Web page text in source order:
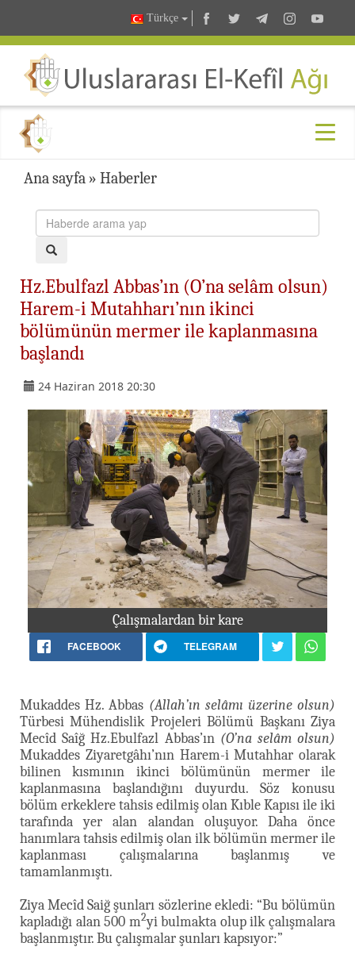
Türkçe
Ana sayfa » Haberler
Hz.Ebulfazl Abbas’ın (O’na selâm olsun)
Harem-i Mutahharı’nın ikinci
bölümünün mermer ile kaplanmasına
başlandı
24 Haziran 2018 20:30
Çalışmalardan bir kare
FACEBOOK TELEGRAM
Mukaddes Hz. Abbas (Allah’ın selâmı üzerine olsun)
Türbesi Mühendislik Projeleri Bölümü Başkanı Ziya
Mecîd Saîğ Hz.Ebulfazl Abbas’ın (O’na selâm olsun)
Mukaddes Ziyaretgâhı’nın Harem-i Mutahhar olarak
bilinen kısmının ikinci bölümünün mermer ile
kaplanmasına başlandığını duyurdu. Söz konusu
bölüm erkeklere tahsis edilmiş olan Kıble Kapısı ile iki
tarafında yer alan alandan oluşuyor. Daha önce
hanımlara tahsis edilmiş olan ilk bölümün mermer ile
kaplanması çalışmalarına başlanmış ve
tamamlanmıştı.
Ziya Mecîd Saiğ şunları sözlerine ekledi: “Bu bölümün
kapladığı alan 500 m2yi bulmakta olup ilk çalışmalara
başlanmıştır. Bu çalışmalar şunları kapsıyor:”